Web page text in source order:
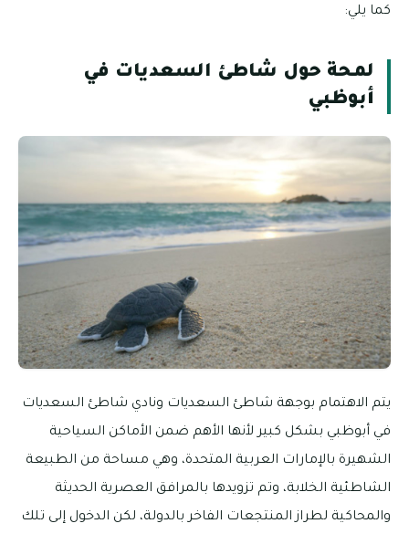
كما يلي:
لمحة حول شاطئ السعديات في
أبوظبي
يتم الاهتمام بوجهة شاطئ السعديات ونادي شاطئ السعديات
في أبوظبي بشكل كبير لأنها الأهم ضمن الأماكن السياحية
الشهيرة بالإمارات العربية المتحدة، وهي مساحة من الطبيعة
الشاطئية الخلابة، وتم تزويدها بالمرافق العصرية الحديثة
والمحاكية لطراز المنتجعات الفاخر بالدولة، لكن الدخول إلى تلك